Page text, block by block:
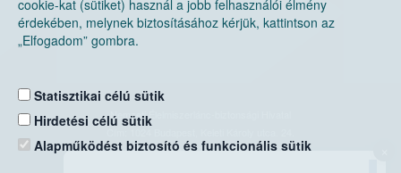
cookie-kat (sütiket) használ a jobb felhasználói élmény
érdekében, melynek biztosításához kérjük, kattintson az
„Elfogadom” gombra.
Statisztikai célú sütik
Hirdetési célú sütik
Alapműködést biztosító és funkcionális sütik
Nemzeti Élelmiszerlánc-biztonsági Hivatal
Levelezési cím: 1525 Budapest. Pf. 30.